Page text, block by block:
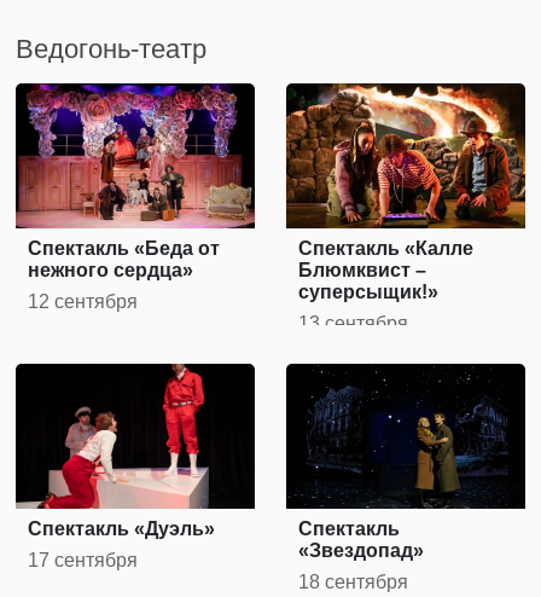
Ведогонь-театр
Спектакль «Беда от
нежного сердца»
12 сентября
Спектакль «Калле
Блюмквист –
суперсыщик!»
13 сентября
Спектакль «Дуэль»
17 сентября
Спектакль
«Звездопад»
18 сентября